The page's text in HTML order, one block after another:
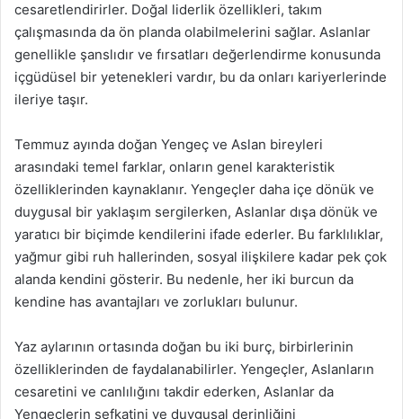
cesaretlendirirler. Doğal liderlik özellikleri, takım
çalışmasında da ön planda olabilmelerini sağlar. Aslanlar
genellikle şanslıdır ve fırsatları değerlendirme konusunda
içgüdüsel bir yetenekleri vardır, bu da onları kariyerlerinde
ileriye taşır.
Temmuz ayında doğan Yengeç ve Aslan bireyleri
arasındaki temel farklar, onların genel karakteristik
özelliklerinden kaynaklanır. Yengeçler daha içe dönük ve
duygusal bir yaklaşım sergilerken, Aslanlar dışa dönük ve
yaratıcı bir biçimde kendilerini ifade ederler. Bu farklılıklar,
yağmur gibi ruh hallerinden, sosyal ilişkilere kadar pek çok
alanda kendini gösterir. Bu nedenle, her iki burcun da
kendine has avantajları ve zorlukları bulunur.
Yaz aylarının ortasında doğan bu iki burç, birbirlerinin
özelliklerinden de faydalanabilirler. Yengeçler, Aslanların
cesaretini ve canlılığını takdir ederken, Aslanlar da
Yengeçlerin şefkatini ve duygusal derinliğini